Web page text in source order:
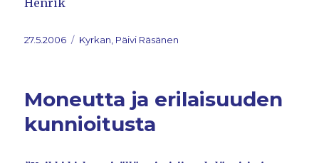
Henrik
Postat
27.5.2006 Kategorier
Kyrkan, Päivi Räsänen
Moneutta ja erilaisuuden
kunnioitusta